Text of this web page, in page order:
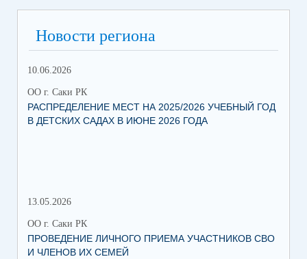
Новости региона
10.06.2026
ОО г. Саки РК
РАСПРЕДЕЛЕНИЕ МЕСТ НА 2025/2026 УЧЕБНЫЙ ГОД
В ДЕТСКИХ САДАХ В ИЮНЕ 2026 ГОДА
13.05.2026
ОО г. Саки РК
ПРОВЕДЕНИЕ ЛИЧНОГО ПРИЕМА УЧАСТНИКОВ СВО
И ЧЛЕНОВ ИХ СЕМЕЙ